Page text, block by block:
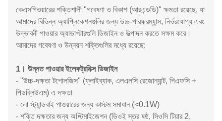
কেএসপিওয়ারের শক্তিশালী "গবেষণা ও বিকাশ (আরএন্ডডি)" ক্ষমতা রয়েছে, যা
আমাদের বিভিন্ন অ্যাপ্লিকেশনগুলির জন্য উচ্চ-পারফরম্যান্স, নির্ভরযোগ্য এবং
উদ্ভাবনী পাওয়ার অ্যাডাপ্টারগুলি ডিজাইন ও উত্পাদন করতে সক্ষম করে।
আমাদের গবেষণা ও উন্নয়ন শক্তিগুলির মধ্যে রয়েছে:
1। উন্নত পাওয়ার ইলেকট্রনিক্স ডিজাইন
- "উচ্চ-দক্ষতা টপোলজিস" (ফ্লাইব্যাক, এলএলসি রেজোন্যান্ট, পিএফসি +
পিডব্লিউএম) এ দক্ষতা
- লো স্ট্যান্ডবাই পাওয়ারের জন্য কাস্টম সমাধান (<0.1W)
- শক্তি দক্ষতার জন্য অপ্টিমাইজেশন (ডিওই স্তর ষষ্ঠ, সিওসি টিয়ার 2,